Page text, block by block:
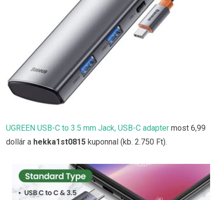
UGREEN USB-C to 3.5 mm Jack, USB-C adapter most 6,99
dollár a hekka1st0815 kuponnal (kb. 2.750 Ft).